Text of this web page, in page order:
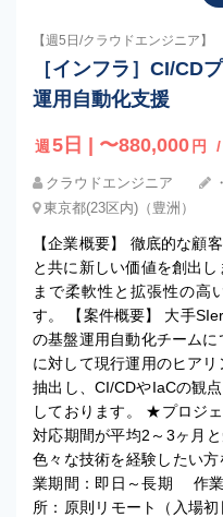
【週5日/クラウドエンジニア】
［インフラ］CI/CD
運用自動化支援
週 5日 | 〜880,000 円 /
クラウドエンジニア ・
東京都(23区内)（豊洲）
【企業概要】 徹底的な顧
と共に新しい価値を創出
まで柔軟性と拡張性の高
す。 【案件概要】 大手
の基盤運用自動化チーム
に対して現行運用のヒア
抽出し、CI/CDやIaCの観
しております。 ★プロジ
対応期間が平均2～3ヶ月
色々な技術を経験したい
業期間：即日～長期 作
所：原則リモート（入場